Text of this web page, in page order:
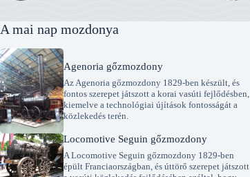
A mai nap mozdonya
Agenoria gőzmozdony
Az Agenoria gőzmozdony 1829-ben készült, és
fontos szerepet játszott a korai vasúti fejlődésben,
kiemelve a technológiai újítások fontosságát a
közlekedés terén.
Locomotive Seguin gőzmozdony
A Locomotive Seguin gőzmozdony 1829-ben
épült Franciaországban, és úttörő szerepet játszott